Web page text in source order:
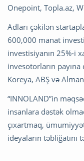
Onepoint, Topla.az,
Adları çəkilən
600,000 manat
investisiyanın 25%-i
invesotorların
Koreya, ABŞ və
“INNOLAND”in
insanlara dəstək
çıxartmaq,
ideyaların təbliğatını